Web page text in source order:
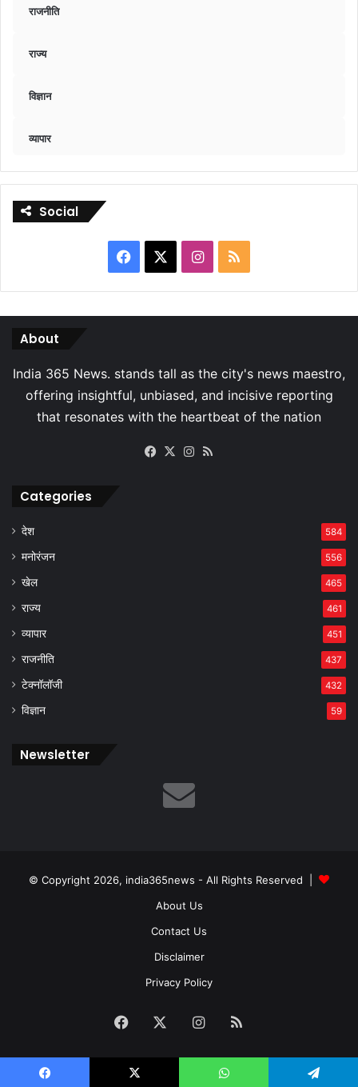
राजनीति
राज्य
विज्ञान
व्यापार
Social
Facebook Instagram
RSS
About
Facebook
X Instagram
Categories
देश 584
मनोरंजन 556
खेल 465
राज्य 461
व्यापार 451
राजनीति 437
टेक्नॉलॉजी 432
विज्ञान 59
Newsletter
© Copyright 2026, india365news - All Rights Reserved |
About Us
Contact Us
Disclaimer
Privacy Policy
Facebook Instagram
RSS